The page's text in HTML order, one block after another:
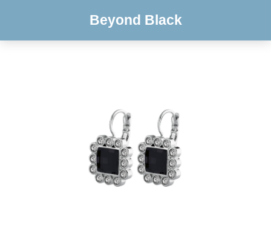
Beyond Black